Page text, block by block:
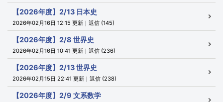
【2026年度】2/13 日本史
2026年02月16日 12:15 更新｜返信 (145)
【2026年度】2/8 世界史
2026年02月16日 10:41 更新｜返信 (236)
【2026年度】2/13 世界史
2026年02月15日 22:41 更新｜返信 (238)
【2026年度】2/9 文系数学